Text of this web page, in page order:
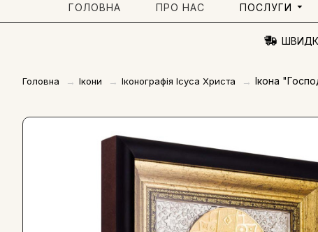
ГОЛОВНА ПРО НАС ПОСЛУГИ
Головна Ікони Іконографія Ісуса Христа Ікона